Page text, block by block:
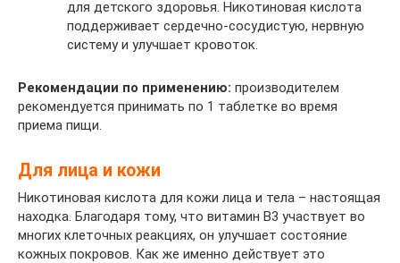
для детского здоровья. Никотиновая кислота
поддерживает сердечно-сосудистую, нервную
систему и улучшает кровоток.
Рекомендации по применению: производителем
рекомендуется принимать по 1 таблетке во время
приема пищи.
Для лица и кожи
Никотиновая кислота для кожи лица и тела – настоящая
находка. Благодаря тому, что витамин B3 участвует во
многих клеточных реакциях, он улучшает состояние
кожных покровов. Как же именно действует это